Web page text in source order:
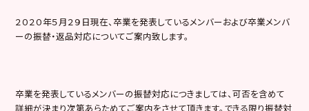
２０２０年５月２９日現在、卒業を発表しているメンバーおよび卒業メンバ
ーの振替・返品対応についてご案内致します。
卒業を発表しているメンバーの振替対応につきましては、可否を含めて
詳細が決まり次第あらためてご案内をさせて頂きます。できる限り振替対